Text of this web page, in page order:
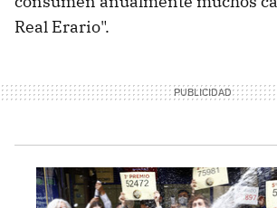
Real Erario".